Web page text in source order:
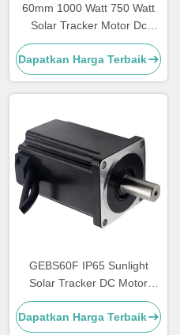
60mm 1000 Watt 750 Watt
Solar Tracker Motor Dc
Tahan Air IP65
Dapatkan Harga Terbaik
GEBS60F IP65 Sunlight
Solar Tracker DC Motor
Hidup panjang Kebisingan
rendah
Dapatkan Harga Terbaik